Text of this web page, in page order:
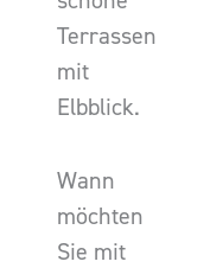
Terrassen
mit
Elbblick.
Wann
möchten
Sie mit